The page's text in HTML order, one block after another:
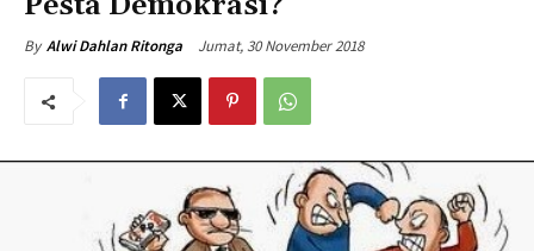
By Alwi Dahlan Ritonga Jumat, 30 November 2018